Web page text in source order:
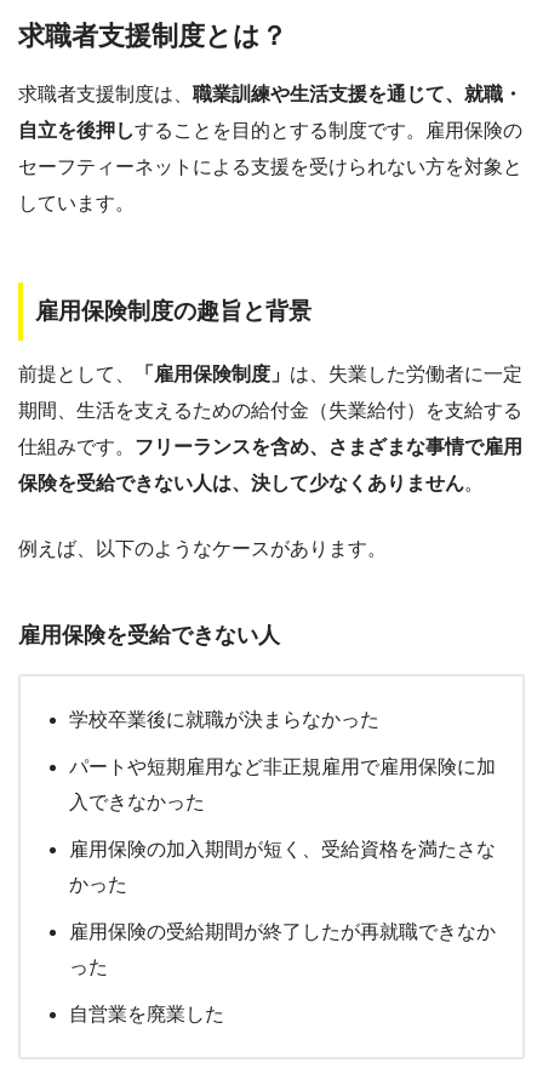
求職者支援制度とは？
求職者支援制度は、 職業訓練や生活支援を通じて、就職・
自立を後押しすることを目的とする制度です。雇用保険の
セーフティーネットによる支援を受けられない方を対象と
しています。
雇用保険制度の趣旨と背景
前提として、 「雇用保険制度」 は、失業した労働者に一定
期間、生活を支えるための給付金（失業給付）を支給する
仕組みです。 フリーランスを含め、さまざまな事情で雇用
保険を受給できない人は、決して少なくありません。
例えば、以下のようなケースがあります。
雇用保険を受給できない人
学校卒業後に就職が決まらなかった
パートや短期雇用など非正規雇用で雇用保険に加
入できなかった
雇用保険の加入期間が短く、受給資格を満たさな
かった
雇用保険の受給期間が終了したが再就職できなか
った
自営業を廃業した